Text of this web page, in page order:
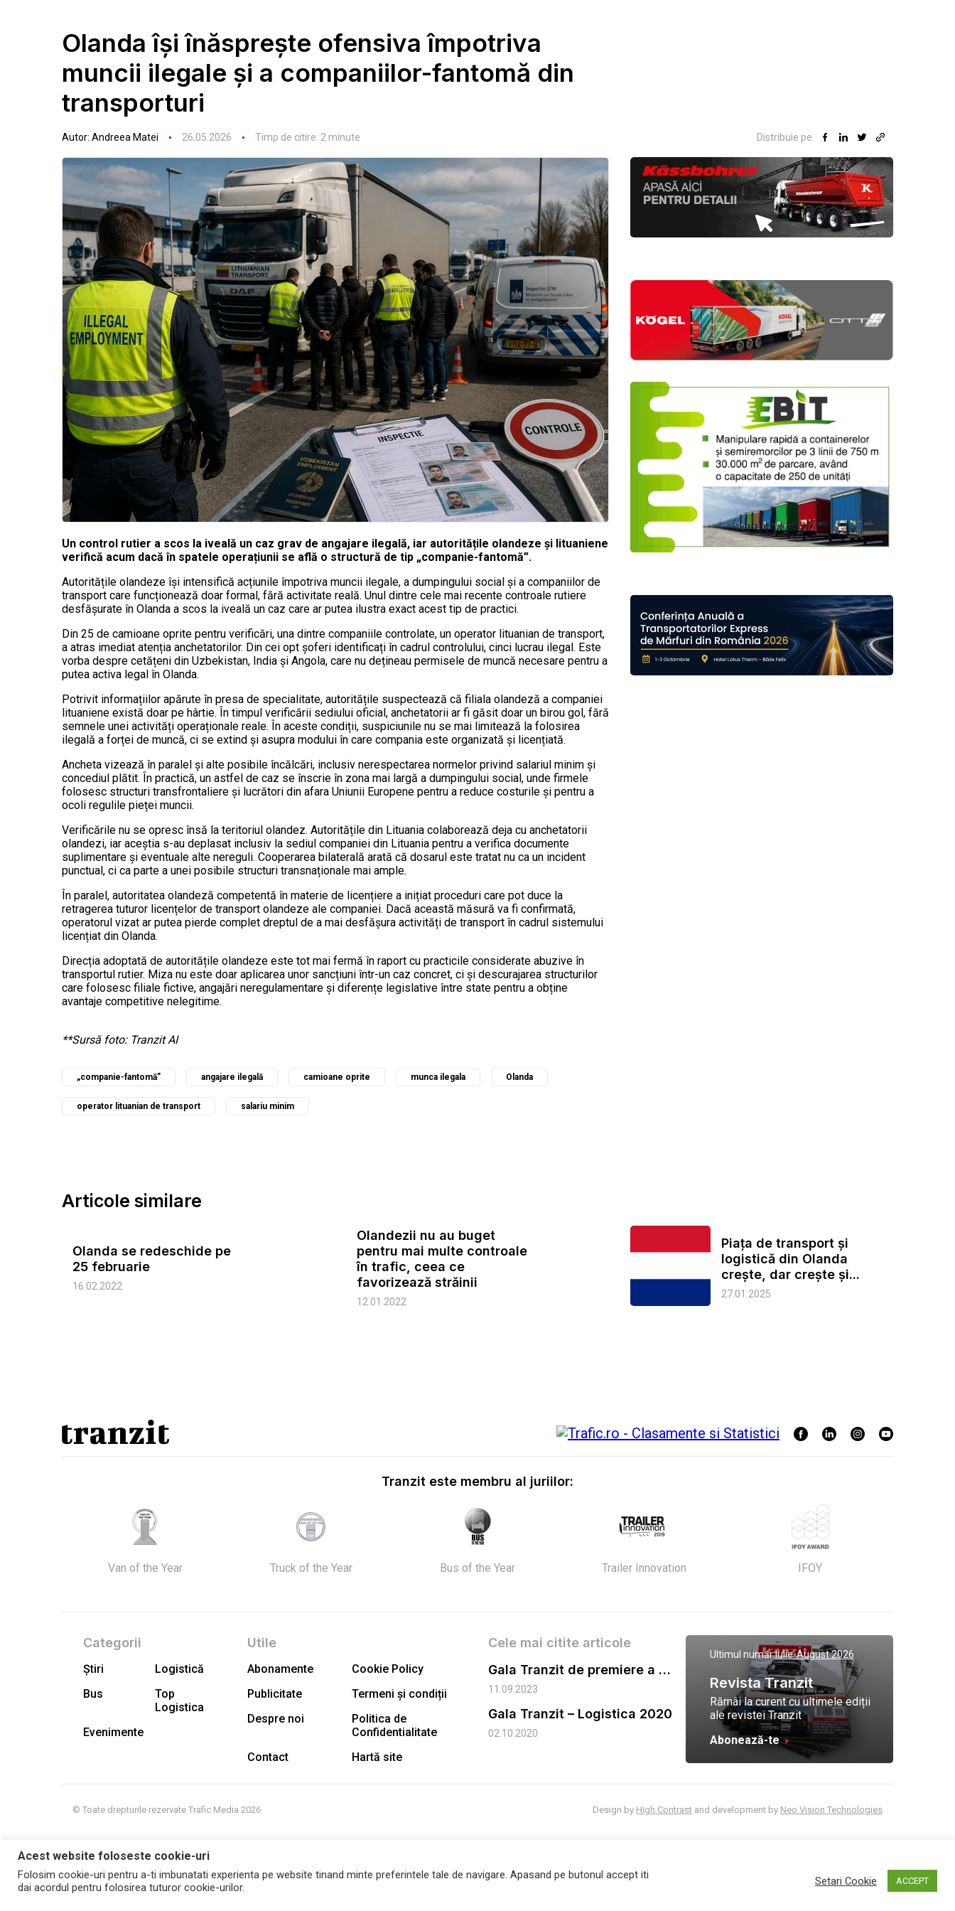
Olanda își înăsprește ofensiva împotriva
muncii ilegale și a companiilor-fantomă din
transporturi
Autor: Andreea Matei 26.05.2026 Timp de citire: 2 minute Distribuie pe
Un control rutier a scos la iveală un caz grav de angajare ilegală, iar autoritățile olandeze și lituaniene
verifică acum dacă în spatele operațiunii se află o structură de tip „companie-fantomă”.
Autoritățile olandeze își intensifică acțiunile împotriva muncii ilegale, a dumpingului social și a companiilor de
transport care funcționează doar formal, fără activitate reală. Unul dintre cele mai recente controale rutiere
desfășurate în Olanda a scos la iveală un caz care ar putea ilustra exact acest tip de practici.
Din 25 de camioane oprite pentru verificări, una dintre companiile controlate, un operator lituanian de transport,
a atras imediat atenția anchetatorilor. Din cei opt șoferi identificați în cadrul controlului, cinci lucrau ilegal. Este
vorba despre cetățeni din Uzbekistan, India și Angola, care nu dețineau permisele de muncă necesare pentru a
putea activa legal în Olanda.
Potrivit informațiilor apărute în presa de specialitate, autoritățile suspectează că filiala olandeză a companiei
lituaniene există doar pe hârtie. În timpul verificării sediului oficial, anchetatorii ar fi găsit doar un birou gol, fără
semnele unei activități operaționale reale. În aceste condiții, suspiciunile nu se mai limitează la folosirea
ilegală a forței de muncă, ci se extind și asupra modului în care compania este organizată și licențiată.
Ancheta vizează în paralel și alte posibile încălcări, inclusiv nerespectarea normelor privind salariul minim și
concediul plătit. În practică, un astfel de caz se înscrie în zona mai largă a dumpingului social, unde firmele
folosesc structuri transfrontaliere și lucrători din afara Uniunii Europene pentru a reduce costurile și pentru a
ocoli regulile pieței muncii.
Verificările nu se opresc însă la teritoriul olandez. Autoritățile din Lituania colaborează deja cu anchetatorii
olandezi, iar aceștia s-au deplasat inclusiv la sediul companiei din Lituania pentru a verifica documente
suplimentare și eventuale alte nereguli. Cooperarea bilaterală arată că dosarul este tratat nu ca un incident
punctual, ci ca parte a unei posibile structuri transnaționale mai ample.
În paralel, autoritatea olandeză competentă în materie de licențiere a inițiat proceduri care pot duce la
retragerea tuturor licențelor de transport olandeze ale companiei. Dacă această măsură va fi confirmată,
operatorul vizat ar putea pierde complet dreptul de a mai desfășura activități de transport în cadrul sistemului
licențiat din Olanda.
Direcția adoptată de autoritățile olandeze este tot mai fermă în raport cu practicile considerate abuzive în
transportul rutier. Miza nu este doar aplicarea unor sancțiuni într-un caz concret, ci și descurajarea structurilor
care folosesc filiale fictive, angajări neregulamentare și diferențe legislative între state pentru a obține
avantaje competitive nelegitime.
**Sursă foto: Tranzit AI
„companie-fantomă” angajare ilegală camioane oprite munca ilegala Olanda
operator lituanian de transport salariu minim
Articole similare
Olanda se redeschide pe
25 februarie
16.02.2022
Olandezii nu au buget
pentru mai multe controale
în trafic, ceea ce
favorizează străinii
12.01.2022
Piața de transport și
logistică din Olanda
crește, dar crește și...
27.01.2025
Tranzit este membru al juriilor:
Van of the Year Truck of the Year Bus of the Year Trailer Innovation IFOY
Categorii
Știri
Logistică
Bus
Top
Logistica
Evenimente
Utile
Abonamente
Cookie Policy
Publicitate
Termeni și condiții
Despre noi
Politica de
Confidentialitate
Contact
Hartă site
Cele mai citite articole
Gala Tranzit de premiere a celor mai eficienti operatori de transport marfa 2023
11.09.2023
Gala Tranzit – Logistica 2020
02.10.2020
Ultimul număr:Iulie-August 2026
Revista Tranzit
Rămâi la curent cu ultimele ediții
ale revistei Tranzit
Abonează-te
© Toate drepturile rezervate Trafic Media 2026 Design by High Contrast and development by Neo Vision Technologies
Acest website foloseste cookie-uri
Folosim cookie-uri pentru a-ti imbunatati experienta pe website tinand minte preferintele tale de navigare. Apasand pe butonul accept iti
dai acordul pentru folosirea tuturor cookie-urilor.
Setari Cookie ACCEPT